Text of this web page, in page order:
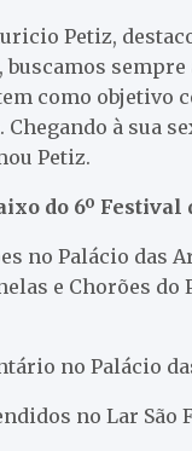
Petiz,
como objetivo
à sua
Petiz.
do 6º Festival
no Palácio das
e Chorões
no Palácio
no Lar